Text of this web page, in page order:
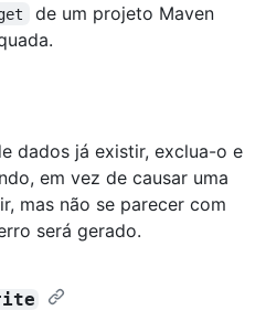
de um projeto Maven
dados já existir, exclua-o e
em vez de causar uma
mas não se parecer com
será gerado.